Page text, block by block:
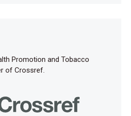
Promotion and Tobacco
of Crossref.